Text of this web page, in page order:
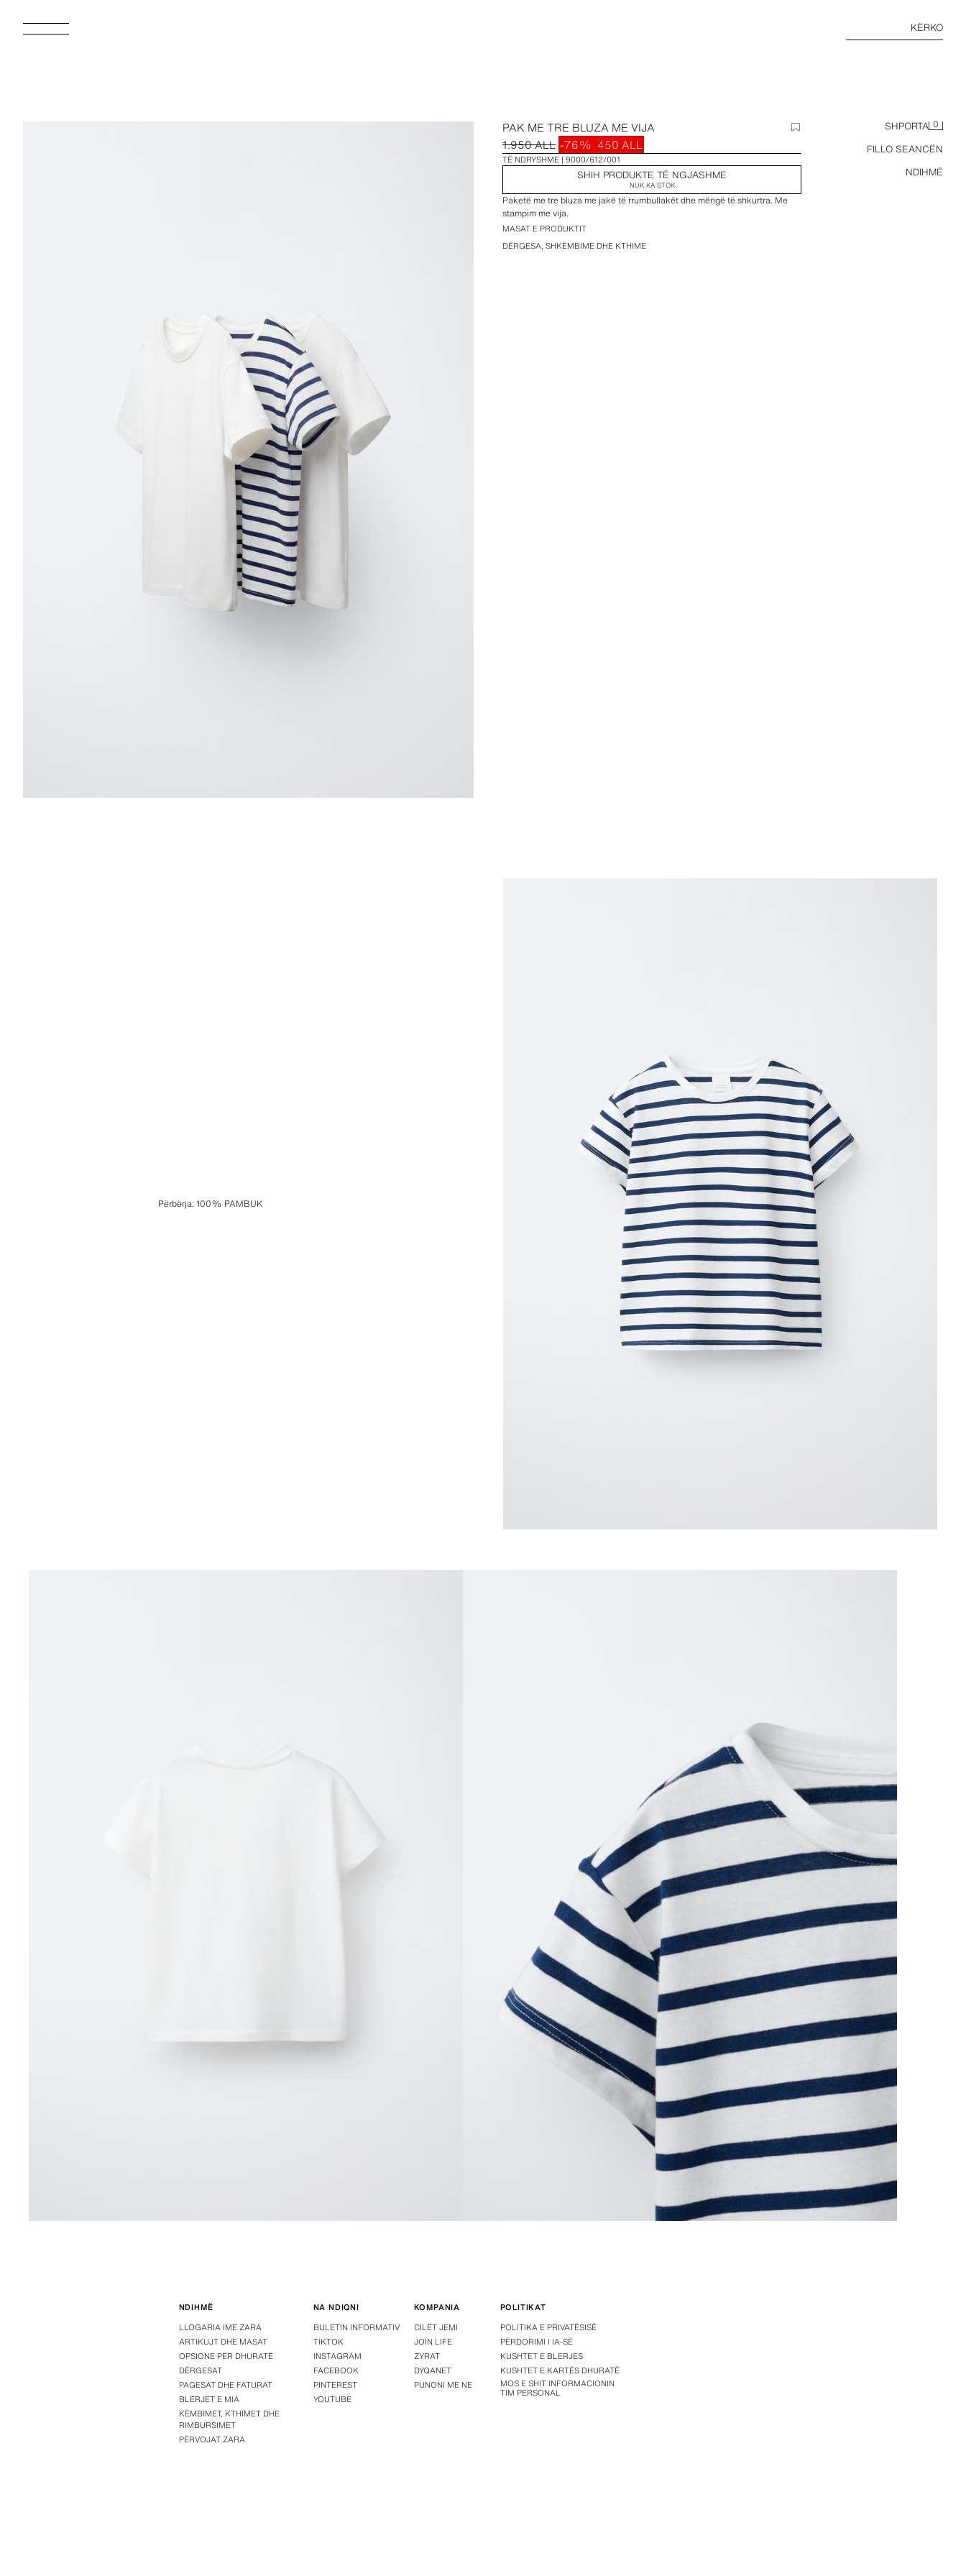
KËRKO
SHPORTA 0
FILLO SEANCËN
NDIHMË
PAK ME TRE BLUZA ME VIJA
1.950 ALL -76% 450 ALL
TË NDRYSHME 9000/612/001
SHIH PRODUKTE TË NGJASHME
NUK KA STOK
Paketë me tre bluza me jakë të rrumbullakët dhe mëngë të shkurtra. Me
stampim me vija.
MASAT E PRODUKTIT
DËRGESA, SHKËMBIME DHE KTHIME
Përbërja:100% PAMBUK
NDIHMË
LLOGARIA IME ZARA
ARTIKUJT DHE MASAT
OPSIONE PËR DHURATË
DËRGESAT
PAGESAT DHE FATURAT
BLERJET E MIA
KËMBIMET, KTHIMET DHE
RIMBURSIMET
PËRVOJAT ZARA
NA NDIQNI
BULETIN INFORMATIV
TIKTOK
INSTAGRAM
FACEBOOK
PINTEREST
YOUTUBE
KOMPANIA
CILËT JEMI
JOIN LIFE
ZYRAT
DYQANET
PUNONI ME NE
POLITIKAT
POLITIKA E PRIVATËSISË
PËRDORIMI I IA-SË
KUSHTET E BLERJES
KUSHTET E KARTËS DHURATË
MOS E SHIT INFORMACIONIN
TIM PERSONAL